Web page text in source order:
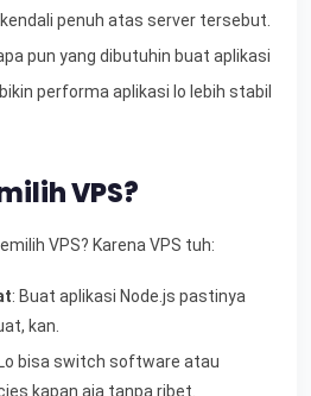
penuh atas server tersebut.
pun yang dibutuhin buat aplikasi
performa aplikasi lo lebih stabil
VPS?
VPS? Karena VPS tuh:
: Buat aplikasi Node.js pastinya
kan.
bisa switch software atau
kapan aja tanpa ribet.